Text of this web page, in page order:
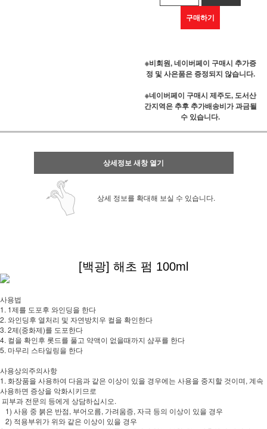
구매하기
※비회원, 네이버페이 구매시 추가증
정 및 사은품은 증정되지 않습니다.
※네이버페이 구매시 제주도, 도서산
간지역은 추후 추가배송비가 과금될
수 있습니다.
상세정보 새창 열기
상세 정보를 확대해 보실 수 있습니다.
[백광] 해초 펌 100ml
사용법
1. 1제를 도포후 와인딩을 한다
2. 와인딩후 열처리 및 자연방치우 컬을 확인한다
3. 2제(중화제)를 도포한다
4. 컬을 확인후 롯드를 풀고 약액이 없을때까지 샴푸를 한다
5. 마무리 스타일링을 한다
사용상의주의사항
1. 화장품을 사용하여 다음과 같은 이상이 있을 경우에는 사용을 중지할 것이며, 계속
사용하면 증상을 악화시키므로
피부과 전문의 등에게 상담하십시오.
1) 사용 중 붉은 반점, 부어오름, 가려움증, 자극 등의 이상이 있을 경우
2) 적용부위가 위와 같은 이상이 있을 경우